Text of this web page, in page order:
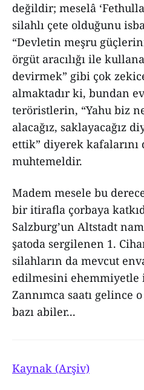
değildir; meselâ
silahlı çete olduğunu
“Devletin meşru
örgüt aracılığı ile
devirmek” gibi çok
almaktadır ki, bundan
teröristlerin, “Yahu biz
alacağız, saklayacağız
ettik” diyerek
muhtemeldir.
Madem mesele bu
bir itirafla çorbaya
Salzburg’un Altstadt
şatoda sergilenen 1.
silahların da mevcut
edilmesini ehemmiyetle
Zannımca saatı gelince
bazı abiler...
Kaynak (Arşiv)